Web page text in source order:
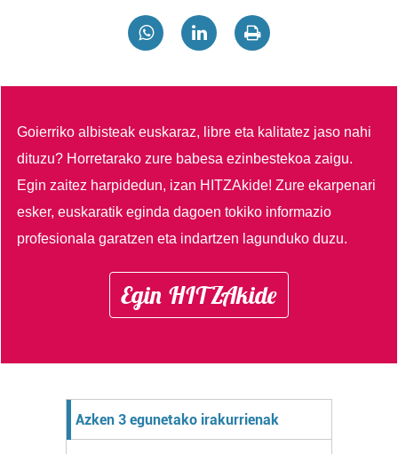
Goierriko albisteak euskaraz, libre eta kalitatez jaso nahi
dituzu? Horretarako zure babesa ezinbestekoa zaigu.
Egin zaitez harpidedun, izan HITZAkide!Zure ekarpenari
esker, euskaratik eginda dagoen tokiko informazio
profesionala garatzen eta indartzen lagunduko duzu.
Egin HITZAkide
Azken 3 egunetako irakurrienak